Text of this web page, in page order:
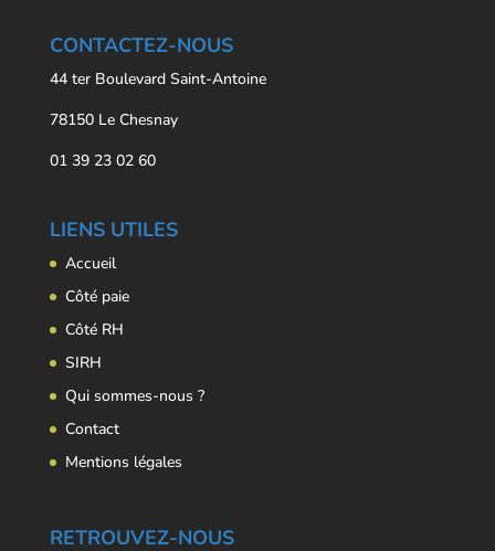
CONTACTEZ-NOUS
44 ter Boulevard Saint-Antoine
78150 Le Chesnay
01 39 23 02 60
LIENS UTILES
Accueil
Côté paie
Côté RH
SIRH
Qui sommes-nous ?
Contact
Mentions légales
RETROUVEZ-NOUS